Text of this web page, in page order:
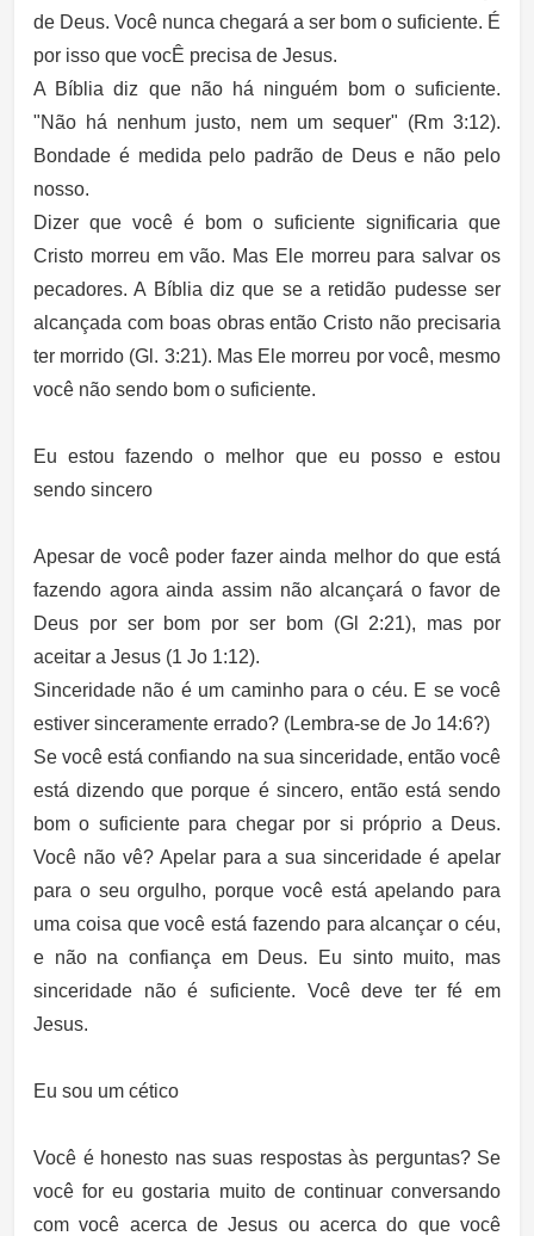
de Deus. Você nunca chegará a ser bom o suficiente. É
por isso que vocÊ precisa de Jesus.
A Bíblia diz que não há ninguém bom o suficiente.
"Não há nenhum justo, nem um sequer" (Rm 3:12).
Bondade é medida pelo padrão de Deus e não pelo
nosso.
Dizer que você é bom o suficiente significaria que
Cristo morreu em vão. Mas Ele morreu para salvar os
pecadores. A Bíblia diz que se a retidão pudesse ser
alcançada com boas obras então Cristo não precisaria
ter morrido (Gl. 3:21). Mas Ele morreu por você, mesmo
você não sendo bom o suficiente.
Eu estou fazendo o melhor que eu posso e estou
sendo sincero
Apesar de você poder fazer ainda melhor do que está
fazendo agora ainda assim não alcançará o favor de
Deus por ser bom por ser bom (Gl 2:21), mas por
aceitar a Jesus (1 Jo 1:12).
Sinceridade não é um caminho para o céu. E se você
estiver sinceramente errado? (Lembra-se de Jo 14:6?)
Se você está confiando na sua sinceridade, então você
está dizendo que porque é sincero, então está sendo
bom o suficiente para chegar por si próprio a Deus.
Você não vê? Apelar para a sua sinceridade é apelar
para o seu orgulho, porque você está apelando para
uma coisa que você está fazendo para alcançar o céu,
e não na confiança em Deus. Eu sinto muito, mas
sinceridade não é suficiente. Você deve ter fé em
Jesus.
Eu sou um cético
Você é honesto nas suas respostas às perguntas? Se
você for eu gostaria muito de continuar conversando
com você acerca de Jesus ou acerca do que você